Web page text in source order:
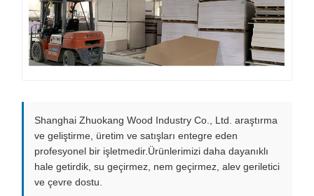
Shanghai Zhuokang Wood Industry Co., Ltd. araştırma
ve geliştirme, üretim ve satışları entegre eden
profesyonel bir işletmedir.Ürünlerimizi daha dayanıklı
hale getirdik, su geçirmez, nem geçirmez, alev geriletici
ve çevre dostu.